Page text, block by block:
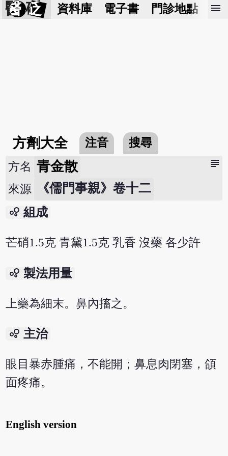
醫 砭 資料庫 電子書 門診地點 預
menu
方劑大全 注音 搜尋
subject
方名 青金散
來源 《儒門事親》卷十二
bubble_chart 組成
芒硝1.5克 青黛1.5克 乳香 沒藥 各少許
bubble_chart 製法用量
上藥為細末。鼻內搐之。
bubble_chart 主治
眼目暴赤腫痛，不能開；鼻息肉閉塞，頜
面疼痛。
English version